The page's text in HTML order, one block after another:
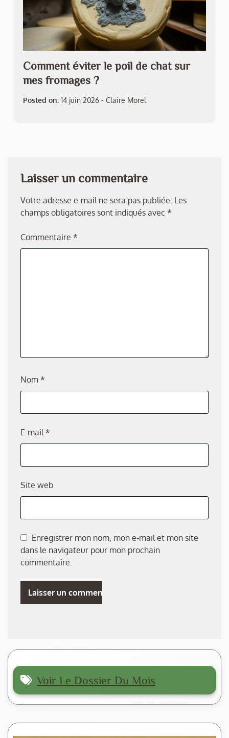
Comment éviter le poil de chat sur
mes fromages ?
Posted on: 14 juin 2026 - Claire Morel
Laisser un commentaire
Votre adresse e-mail ne sera pas publiée. Les
champs obligatoires sont indiqués avec *
Commentaire *
Nom *
E-mail*
Site web
Enregistrer mon nom, mon e-mail et mon site
dans le navigateur pour mon prochain
commentaire.
Voir Le Dossier Du Mois